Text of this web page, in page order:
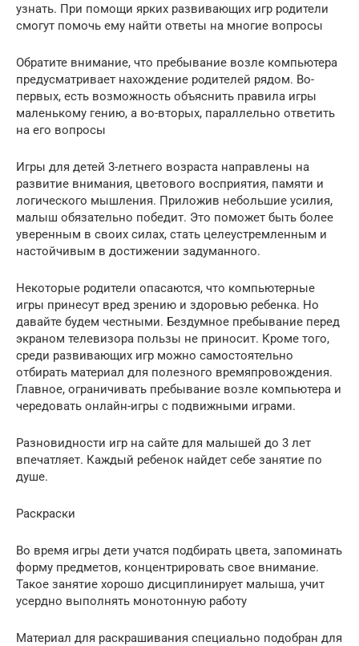
узнать. При помощи ярких развивающих игр родители
смогут помочь ему найти ответы на многие вопросы
Обратите внимание, что пребывание возле компьютера
предусматривает нахождение родителей рядом. Во-
первых, есть возможность объяснить правила игры
маленькому гению, а во-вторых, параллельно ответить
на его вопросы
Игры для детей 3-летнего возраста направлены на
развитие внимания, цветового восприятия, памяти и
логического мышления. Приложив небольшие усилия,
малыш обязательно победит. Это поможет быть более
уверенным в своих силах, стать целеустремленным и
настойчивым в достижении задуманного.
Некоторые родители опасаются, что компьютерные
игры принесут вред зрению и здоровью ребенка. Но
давайте будем честными. Бездумное пребывание перед
экраном телевизора пользы не приносит. Кроме того,
среди развивающих игр можно самостоятельно
отбирать материал для полезного времяпровождения.
Главное, ограничивать пребывание возле компьютера и
чередовать онлайн-игры с подвижными играми.
Разновидности игр на сайте для малышей до 3 лет
впечатляет. Каждый ребенок найдет себе занятие по
душе.
Раскраски
Во время игры дети учатся подбирать цвета, запоминать
форму предметов, концентрировать свое внимание.
Такое занятие хорошо дисциплинирует малыша, учит
усердно выполнять монотонную работу
Материал для раскрашивания специально подобран для